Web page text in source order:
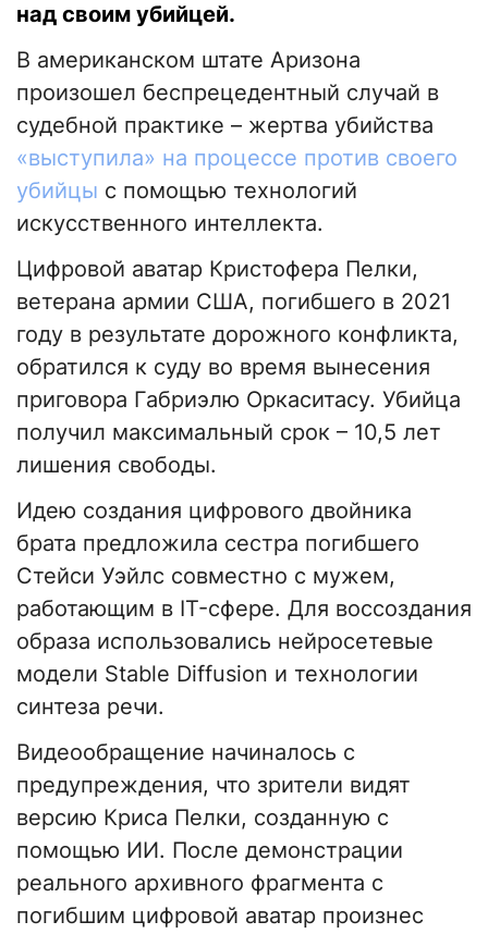
над своим убийцей.
В американском штате Аризона
произошел беспрецедентный случай в
судебной практике – жертва убийства
«выступила» на процессе против своего
убийцы с помощью технологий
искусственного интеллекта.
Цифровой аватар Кристофера Пелки,
ветерана армии США, погибшего в 2021
году в результате дорожного конфликта,
обратился к суду во время вынесения
приговора Габриэлю Оркаситасу. Убийца
получил максимальный срок – 10,5 лет
лишения свободы.
Идею создания цифрового двойника
брата предложила сестра погибшего
Стейси Уэйлс совместно с мужем,
работающим в IT-сфере. Для воссоздания
образа использовались нейросетевые
модели Stable Diffusion и технологии
синтеза речи.
Видеообращение начиналось с
предупреждения, что зрители видят
версию Криса Пелки, созданную с
помощью ИИ. После демонстрации
реального архивного фрагмента с
погибшим цифровой аватар произнес